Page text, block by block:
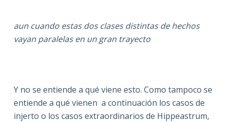
aun cuando estas dos clases distintas de hechos
vayan paralelas en un gran trayecto
Y no se entiende a qué viene esto. Como tampoco se
entiende a qué vienen a continuación los casos de
injerto o los casos extraordinarios de Hippeastrum,